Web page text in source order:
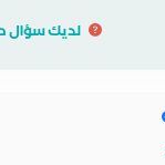
لديك سؤال